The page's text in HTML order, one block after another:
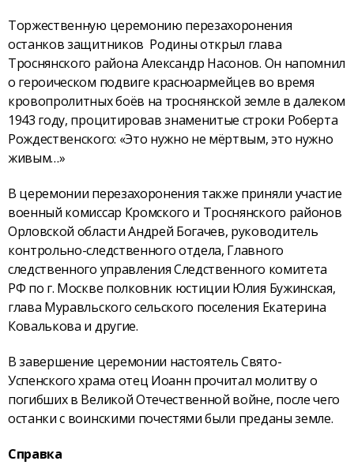
Торжественную церемонию перезахоронения
останков защитников Родины открыл глава
Троснянского района Александр Насонов. Он напомнил
о героическом подвиге красноармейцев во время
кровопролитных боёв на троснянской земле в далеком
1943 году, процитировав знаменитые строки Роберта
Рождественского: «Это нужно не мёртвым, это нужно
живым…»
В церемонии перезахоронения также приняли участие
военный комиссар Кромского и Троснянского районов
Орловской области Андрей Богачев, руководитель
контрольно-следственного отдела, Главного
следственного управления Следственного комитета
РФ по г. Москве полковник юстиции Юлия Бужинская,
глава Муравльского сельского поселения Екатерина
Ковалькова и другие.
В завершение церемонии настоятель Свято-
Успенского храма отец Иоанн прочитал молитву о
погибших в Великой Отечественной войне, после чего
останки с воинскими почестями были преданы земле.
Справка